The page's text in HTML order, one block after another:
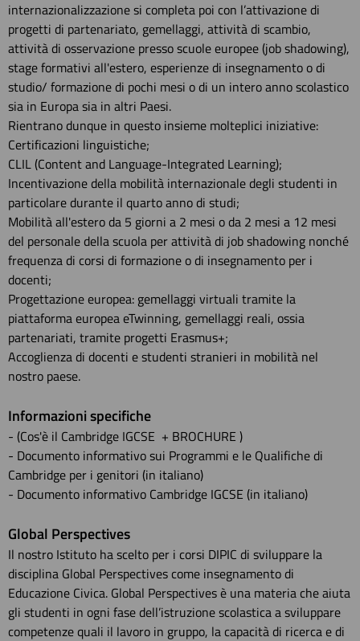
internazionalizzazione si completa poi con l’attivazione di
progetti di partenariato, gemellaggi, attività di scambio,
attività di osservazione presso scuole europee (job shadowing),
stage formativi all'estero, esperienze di insegnamento o di
studio/ formazione di pochi mesi o di un intero anno scolastico
sia in Europa sia in altri Paesi.
Rientrano dunque in questo insieme molteplici iniziative:
Certificazioni linguistiche;
CLIL (Content and Language-Integrated Learning);
Incentivazione della mobilità internazionale degli studenti in
particolare durante il quarto anno di studi;
Mobilità all'estero da 5 giorni a 2 mesi o da 2 mesi a 12 mesi
del personale della scuola per attività di job shadowing nonché
frequenza di corsi di formazione o di insegnamento per i
docenti;
Progettazione europea: gemellaggi virtuali tramite la
piattaforma europea eTwinning, gemellaggi reali, ossia
partenariati, tramite progetti Erasmus+;
Accoglienza di docenti e studenti stranieri in mobilità nel
nostro paese.
Informazioni specifiche
- (Cos'è il Cambridge IGCSE + BROCHURE )
- Documento informativo sui Programmi e le Qualifiche di
Cambridge per i genitori (in italiano)
- Documento informativo Cambridge IGCSE (in italiano)
Global Perspectives
Il nostro Istituto ha scelto per i corsi DIPIC di sviluppare la
disciplina Global Perspectives come insegnamento di
Educazione Civica. Global Perspectives è una materia che aiuta
gli studenti in ogni fase dell’istruzione scolastica a sviluppare
competenze quali il lavoro in gruppo, la capacità di ricerca e di